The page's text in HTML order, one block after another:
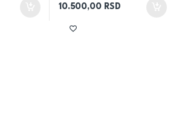
10.500,00 RSD